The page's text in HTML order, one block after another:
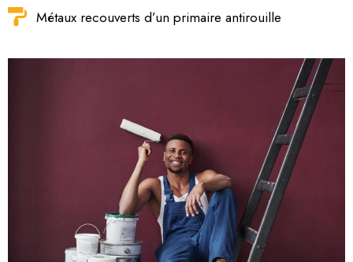
Métaux recouverts d’un primaire antirouille